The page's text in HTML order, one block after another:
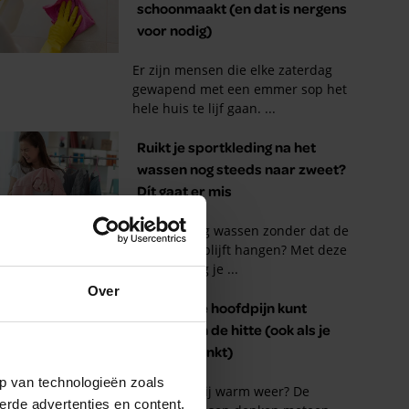
Over
van technologieën zoals
advertenties en content,